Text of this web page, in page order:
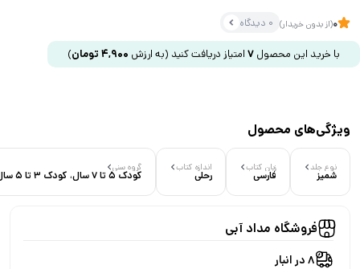
0(از بدون خریدار) 0 دیدگاه
با خرید این محصول 7 امتیاز دریافت کنید (به ارزش 4,900 تومان)
ویژگی‌های محصول
نوع جلد
شمیز
زبان کتاب
فارسی
اندازه کتاب
رحلی
گروه سنی
کودک 5 تا 7 سال، کودک 3 تا 5 سال
فروشگاه مداد آبی
8 در انبار